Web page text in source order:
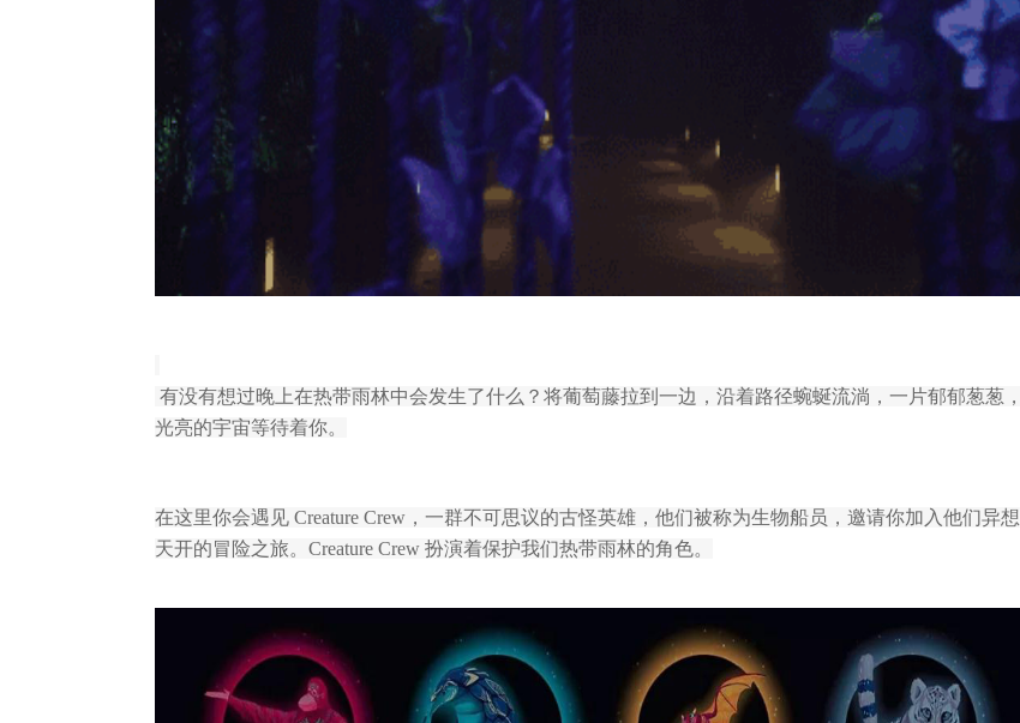
有没有想过晚上在热带雨林中会发生了什么？将葡萄藤拉到一边，沿着路径蜿蜒流淌，一片郁郁葱葱，
光亮的宇宙等待着你。
在这里你会遇见 Creature Crew，一群不可思议的古怪英雄，他们被称为生物船员，邀请你加入他们异想
天开的冒险之旅。Creature Crew 扮演着保护我们热带雨林的角色。